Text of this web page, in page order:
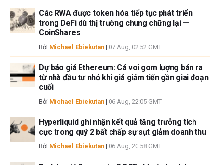
Các RWA được token hóa tiếp tục phát triển
trong DeFi dù thị trường chung chững lại —
CoinShares
Bởi Michael Ebiekutan | 07 Aug, 02:52 GMT
Dự báo giá Ethereum: Cá voi gom lượng bán ra
từ nhà đầu tư nhỏ khi giá giảm tiến gần giai đoạn
cuối
Bởi Michael Ebiekutan | 06 Aug, 22:05 GMT
Hyperliquid ghi nhận kết quả tăng trưởng tích
cực trong quý 2 bất chấp sự sụt giảm doanh thu
Bởi Michael Ebiekutan | 06 Aug, 20:58 GMT